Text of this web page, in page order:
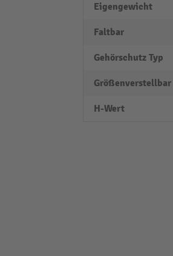
Eigengewicht
Faltbar
Gehörschutz Typ
Größenverstellbar
H-Wert